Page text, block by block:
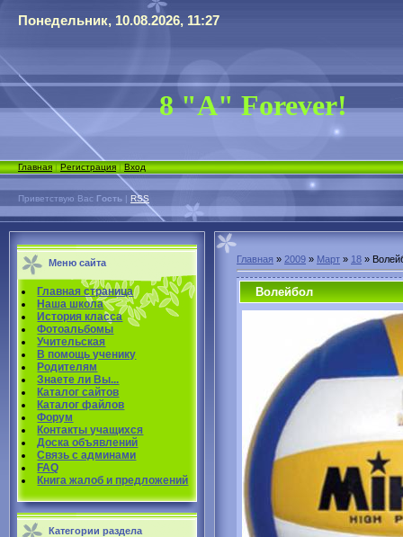
Понедельник, 10.08.2026, 11:27
8 "А" Forever!
Главная|Регистрация|Вход
Приветствую Вас Гость | RSS
Меню сайта
Главная страница
Наша школа
История класса
Фотоальбомы
Учительская
В помощь ученику
Родителям
Знаете ли Вы...
Каталог сайтов
Каталог файлов
Форум
Контакты учащихся
Доска объявлений
Связь с админами
FAQ
Книга жалоб и предложений
Категории раздела
Главная » 2009 » Март » 18 »
Волейбол